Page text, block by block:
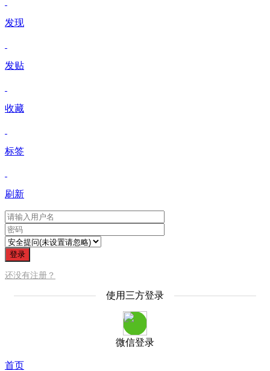
发现
发贴
收藏
标签
刷新
登录
还没有注册？
使用三方登录
微信登录
首页